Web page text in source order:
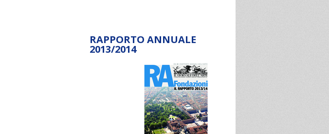
RAPPORTO ANNUALE
2013/2014